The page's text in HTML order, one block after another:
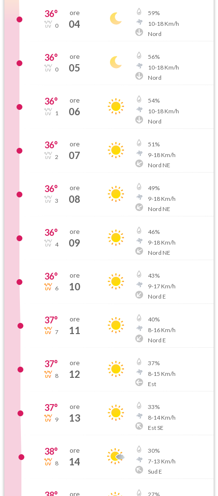
36°
0
ore
04
59%
10-18Km/h
Nord
36°
0
ore
05
56%
10-18Km/h
Nord
36°
1
ore
06
54%
10-18Km/h
Nord
36°
2
ore
07
51%
9-18Km/h
Nord NE
36°
3
ore
08
49%
9-18Km/h
Nord NE
36°
4
ore
09
46%
9-18Km/h
Nord NE
36°
6
ore
10
43%
9-17Km/h
Nord E
37°
7
ore
11
40%
8-16Km/h
Nord E
37°
8
ore
12
37%
8-15 Km/h
Est
37°
9
ore
13
33%
8-14Km/h
Est SE
38°
8
ore
14
30%
7-13 Km/h
Sud E
ore 27%